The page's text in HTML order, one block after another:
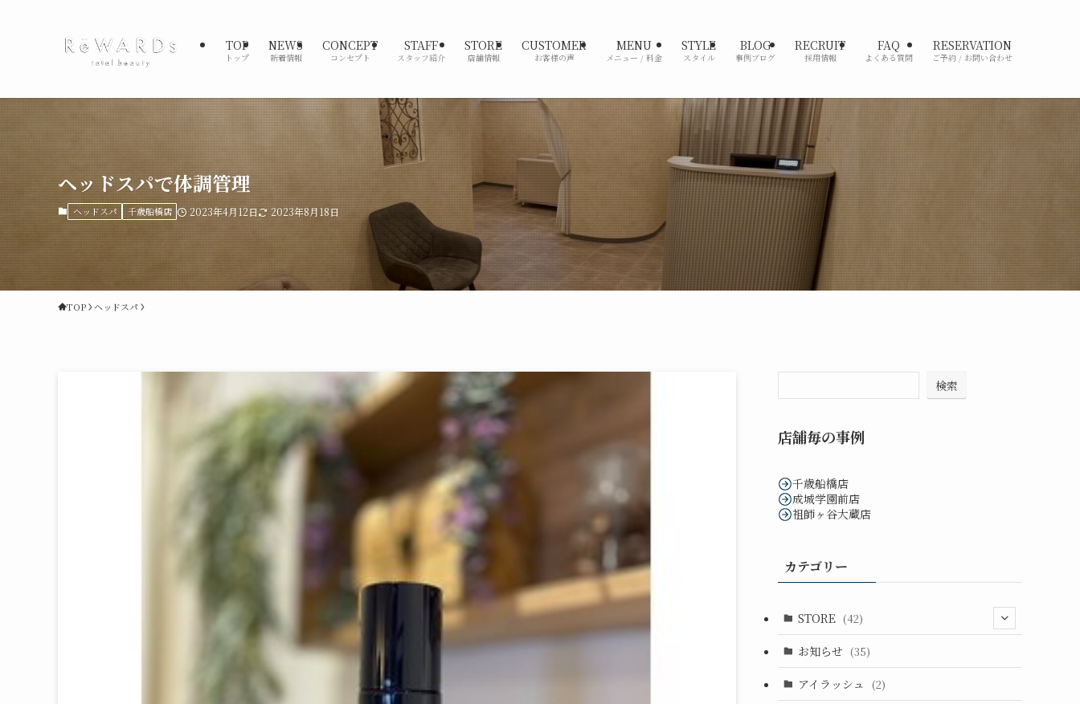
TOP
トップ
NEWS
新着情報
CONCEPT
コンセプト
STAFF
スタッフ紹介
STORE
店舗情報
CUSTOMER
お客様の声
MENU
メニュー / 料金
STYLE
スタイル
BLOG
事例ブログ
RECRUIT
採用情報
FAQ
よくある質問
RESERVATION
ご予約 / お問い合わせ
ヘッドスパで体調管理
ヘッドスパ 千歳船橋店 2023年4月12日 2023年8月18日
TOP ヘッドスパ
検索
店舗毎の事例
千歳船橋店
成城学園前店
祖師ヶ谷大蔵店
カテゴリー
STORE (42)
(33)
(14)
お知らせ (35)
アイラッシュ (2)